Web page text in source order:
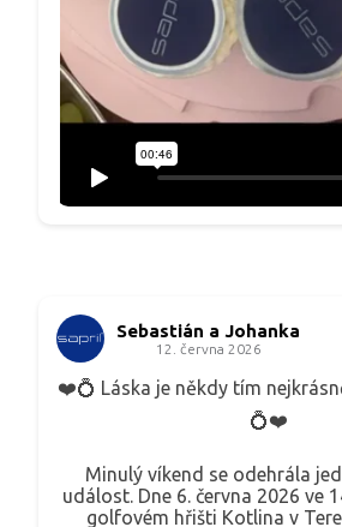
Sebastián a Johanka
12. června 2026
❤️💍 Láska je někdy tím
💍❤️
Minulý víkend se odehrála
událost. Dne 6. června 2026 ve
golfovém hřišti Kotlina v